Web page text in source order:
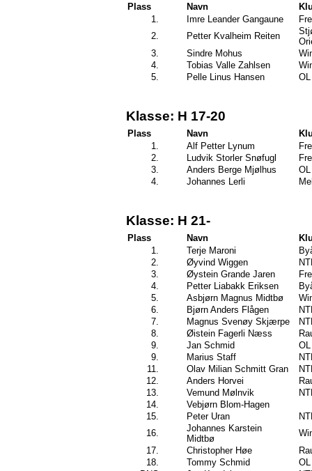
Plass Navn
1.
Imre Leander Gangaune
2.
Petter Kvalheim Reiten
3.
Sindre Mohus
4.
Tobias Valle Zahlsen
5.
Pelle Linus Hansen
Klasse: H 17-20
Plass Navn
1.
Alf Petter Lynum
2.
Ludvik Storler Snøfugl
3.
Anders Berge Mjølhus
4.
Johannes Lerli
Klasse: H 21-
Plass Navn
1.
Terje Maroni
2.
Øyvind Wiggen
3.
Øystein Grande Jaren
4.
Petter Liabakk Eriksen
5.
Asbjørn Magnus Midtbø
6.
Bjørn Anders Flågen
7.
Magnus Svenøy Skjærpe
8.
Øistein Fagerli Næss
9.
Jan Schmid
9.
Marius Staff
11.
Olav Milian Schmitt Gran
12.
Anders Horvei
13.
Vemund Mølnvik
14.
Vebjørn Blom-Hagen
15.
Peter Uran
16.
Johannes Karstein
Midtbø
17.
Christopher Høe
18.
Tommy Schmid